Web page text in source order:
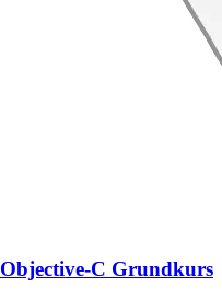
Objective-C Grundkurs